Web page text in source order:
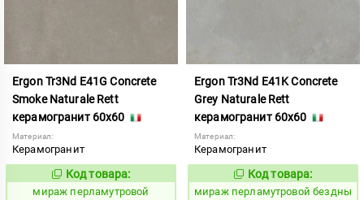
Ergon Tr3Nd E41G Concrete
Smoke Naturale Rett
керамогранит 60x60
Материал:
Керамогранит
993253
Код товара:
мираж перламутровой
Ergon Tr3Nd E41K Concrete
Grey Naturale Rett
керамогранит 60x60
Материал:
Керамогранит
993252
Код товара:
мираж перламутровой бездны